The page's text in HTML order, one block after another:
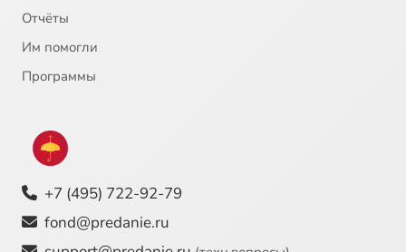
Отчёты
Им помогли
Программы
+7 (495) 722-92-79
fond@predanie.ru